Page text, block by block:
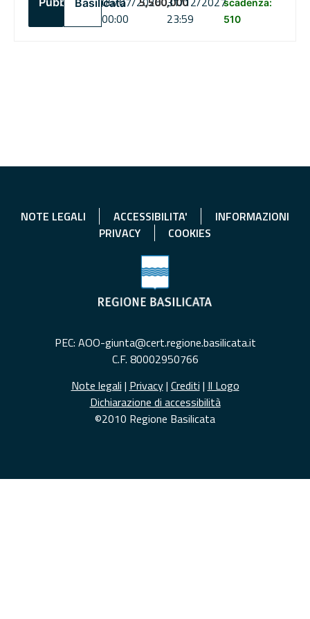
Basilicata
00:00
23:59
scadenza:
510
NOTE LEGALI ACCESSIBILITA'
INFORMAZIONI
PRIVACY
COOKIES
PEC: AOO-giunta@cert.regione.basilicata.it
C.F. 80002950766
Note legali | Privacy| Crediti | Il Logo
Dichiarazione di accessibilità
©2010 Regione Basilicata